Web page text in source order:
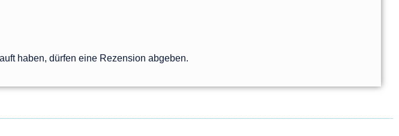
haben, dürfen eine Rezension abgeben.